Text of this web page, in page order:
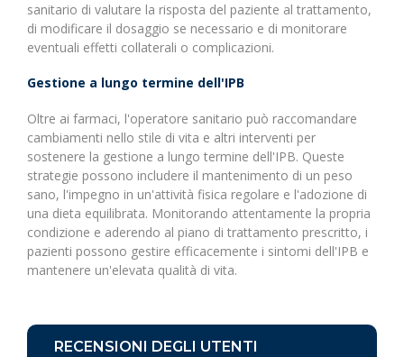
sanitario di valutare la risposta del paziente al trattamento,
di modificare il dosaggio se necessario e di monitorare
eventuali effetti collaterali o complicazioni.
Gestione a lungo termine dell'IPB
Oltre ai farmaci, l'operatore sanitario può raccomandare
cambiamenti nello stile di vita e altri interventi per
sostenere la gestione a lungo termine dell'IPB. Queste
strategie possono includere il mantenimento di un peso
sano, l'impegno in un'attività fisica regolare e l'adozione di
una dieta equilibrata. Monitorando attentamente la propria
condizione e aderendo al piano di trattamento prescritto, i
pazienti possono gestire efficacemente i sintomi dell'IPB e
mantenere un'elevata qualità di vita.
RECENSIONI DEGLI UTENTI